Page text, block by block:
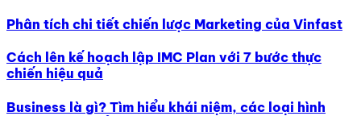
Phân tích chi tiết chiến lược Marketing của Vinfast
Cách lên kế hoạch lập IMC Plan với 7 bước thực
chiến hiệu quả
Business là gì? Tìm hiểu khái niệm, các loại hình